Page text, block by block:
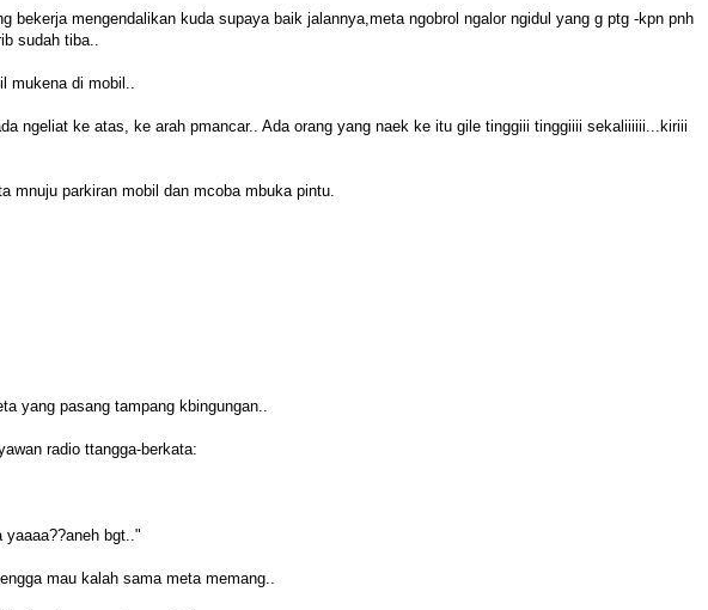
bekerja mengendalikan kuda supaya baik jalannya,meta ngobrol ngalor ngidul yang g ptg -kpn pnh
sudah tiba..
mukena di mobil..
ngeliat ke atas, ke arah pmancar.. Ada orang yang naek ke itu gile tinggiii tinggiiii sekaliiiiii...kiriii
mnuju parkiran mobil dan mcoba mbuka pintu.
yang pasang tampang kbingungan..
radio ttangga-berkata:
bgt.."
mau kalah sama meta memang..